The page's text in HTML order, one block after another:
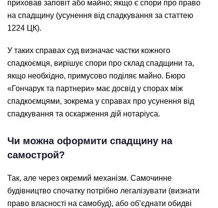
приховав заповіт або майно; якщо є спори про право
на спадщину (усунення від спадкування за статтею
1224 ЦК).
У таких справах суд визначає частки кожного
спадкоємця, вирішує спори про склад спадщини та,
якщо необхідно, примусово поділяє майно. Бюро
«Гончарук та партнери» має досвід у спорах між
спадкоємцями, зокрема у справах про усунення від
спадкування та оскарження дій нотаріуса.
Чи можна оформити спадщину на
самострой?
Так, але через окремий механізм. Самочинне
будівництво спочатку потрібно легалізувати (визнати
право власності на самобуд), або об’єднати обидві